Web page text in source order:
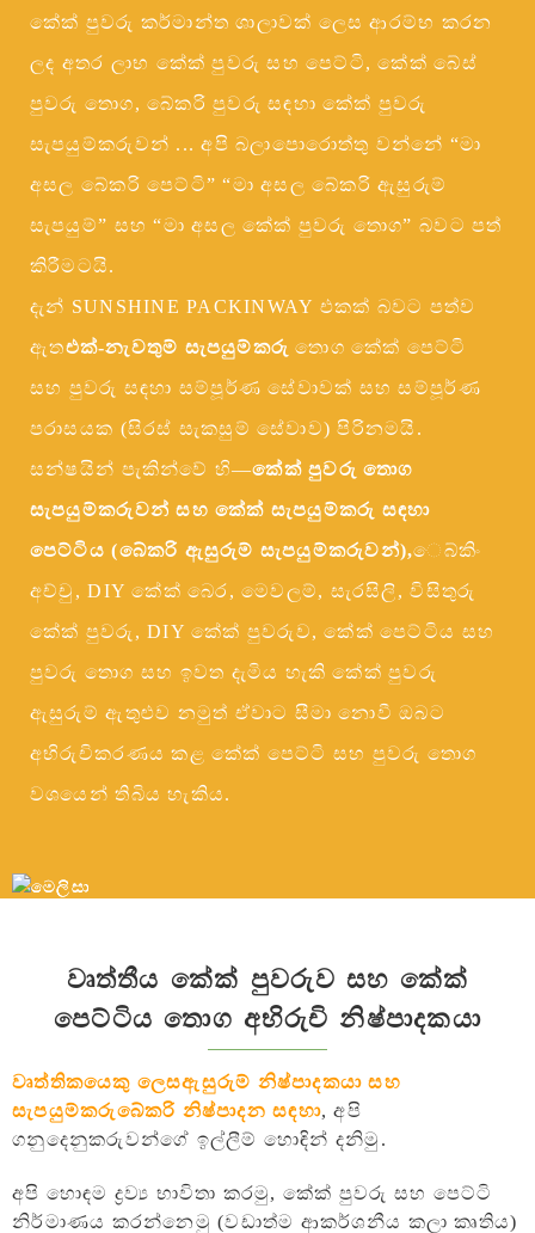
කේක් පුවරු කර්මාන්ත ශාලාවක් ලෙස ආරම්භ කරන
ලද අතර ලාභ කේක් පුවරු සහ පෙට්ටි, කේක් බේස්
පුවරු තොග, බේකරි පුවරු සඳහා කේක් පුවරු
සැපයුම්කරුවන් ... අපි බලාපොරොත්තු වන්නේ “මා
අසල බේකරි පෙට්ටි” “මා අසල බේකරි ඇසුරුම්
සැපයුම්” සහ “මා අසල කේක් පුවරු තොග” බවට පත්
කිරීමටයි.
දැන් SUNSHINE PACKINWAY එකක් බවට පත්ව
ඇතඑක්-නැවතුම් සැපයුම්කරු තොග කේක් පෙට්ටි
සහ පුවරු සඳහා සම්පූර්ණ සේවාවක් සහ සම්පූර්ණ
පරාසයක (සිරස් සැකසුම් සේවාව) පිරිනමයි.
සන්ෂයින් පැකින්වේ හි—කේක් පුවරු තොග
සැපයුම්කරුවන් සහ කේක් සැපයුම්කරු සඳහා
පෙට්ටිය (බේකරි ඇසුරුම් සැපයුම්කරුවන්),ෙබ්කිං
අච්චු, DIY කේක් බෙර, මෙවලම්, සැරසිලි, විසිතුරු
කේක් පුවරු, DIY කේක් පුවරුව, කේක් පෙට්ටිය සහ
පුවරු තොග සහ ඉවත දැමිය හැකි කේක් පුවරු
ඇසුරුම් ඇතුළුව නමුත් ඒවාට සීමා නොවී ඔබට
අභිරුචිකරණය කළ කේක් පෙට්ටි සහ පුවරු තොග
වශයෙන් තිබිය හැකිය.
වෘත්තීය කේක් පුවරුව සහ කේක්
පෙට්ටිය තොග අභිරුචි නිෂ්පාදකයා
වෘත්තිකයෙකු ලෙසඇසුරුම් නිෂ්පාදකයා සහ
සැපයුම්කරුබේකරි නිෂ්පාදන සඳහා, අපි
ගනුදෙනුකරුවන්ගේ ඉල්ලීම් හොඳින් දනිමු.
අපි හොඳම ද්‍රව්‍ය භාවිතා කරමු, කේක් පුවරු සහ පෙට්ටි
නිර්මාණය කරන්නෙමු (වඩාත්ම ආකර්ශනීය කලා කෘතිය)